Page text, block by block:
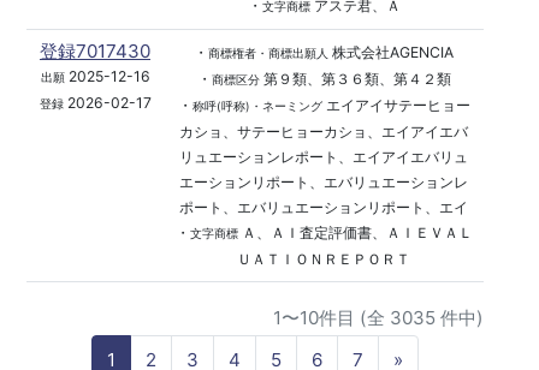
・ 文字商標アステ君、Ａ
登録7017430
出願2025-12-16
登録2026-02-17
・ 商標権者・商標出願人 株式会社AGENCIA
・ 商標区分第９類、第３６類、第４２類
・ 称呼(呼称)・ネーミングエイアイサテーヒョー
カショ、サテーヒョーカショ、エイアイエバ
リュエーションレポート、エイアイエバリュ
エーションリポート、エバリュエーションレ
ポート、エバリュエーションリポート、エイ
・ 文字商標Ａ、ＡＩ査定評価書、ＡＩＥＶＡＬ
ＵＡＴＩＯＮＲＥＰＯＲＴ
1〜10件目 (全 3035 件中)
1
2 3 4 5 6 7 »